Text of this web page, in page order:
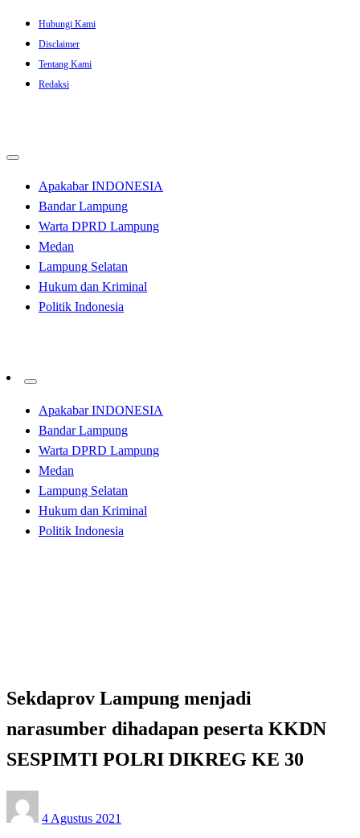
Skip
content
Hubungi Kami
Disclaimer
Tentang Kami
Redaksi
Apakabar INDONESIA
Bandar Lampung
Warta DPRD Lampung
Medan
Lampung Selatan
Hukum dan Kriminal
Politik Indonesia
Apakabar INDONESIA
Bandar Lampung
Warta DPRD Lampung
Medan
Lampung Selatan
Hukum dan Kriminal
Politik Indonesia
Sekdaprov Lampung menjadi
narasumber dihadapan peserta KKDN
SESPIMTI POLRI DIKREG KE 30
on
4 Agustus 2021